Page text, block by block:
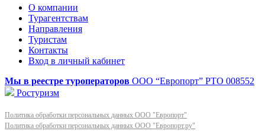
О компании
Турагентствам
Направления
Туристам
Контакты
Вход в личный кабинет
Мы в реестре туроператоров ООО “Европорт” РТО 008552
Ростуризм
Политика обработки персональных данных ООО "Европорт"
Политика обработки персональных данных ООО "Европорт.ру"